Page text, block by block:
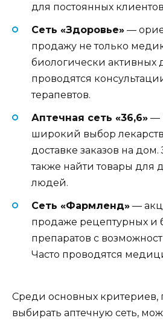
для постоянных
Сеть «Здоровье» —
продажу не только
биологически активных
проводятся
терапевтов.
Аптечная сеть «36,6» —
широкий выбор
доставке заказов на
также найти товары для
людей.
Сеть «Фармленд» —
продаже рецептурных и
препаратов с
Часто проводятся
Среди основных критериев,
выбирать аптечную сеть,